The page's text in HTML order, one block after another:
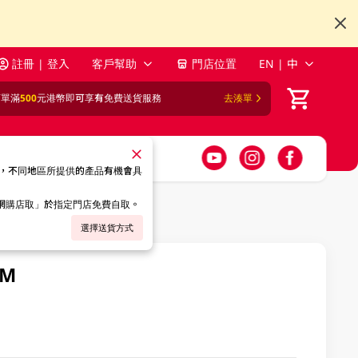
註冊 | 登入 客戶幫助 門店位置 EN | 中
滿500元港幣即可享有免費送貨服務 去湊單
不同地區所提供的產品有機會具
店取」於指定門店免費自取。
選擇送貨方式